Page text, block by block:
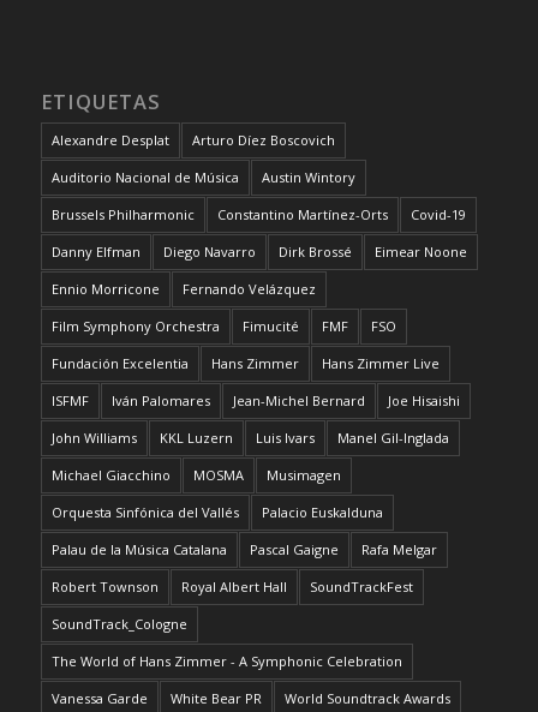
ETIQUETAS
Alexandre Desplat Arturo Díez Boscovich
Auditorio Nacional de Música Austin Wintory
Brussels Philharmonic Constantino Martínez-Orts Covid-19
Danny Elfman Diego Navarro Dirk Brossé Eimear Noone
Ennio Morricone Fernando Velázquez
Film Symphony Orchestra Fimucité FMF FSO
Fundación Excelentia Hans Zimmer Hans Zimmer Live
ISFMF Iván Palomares Jean-Michel Bernard Joe Hisaishi
John Williams KKL Luzern Luis Ivars Manel Gil-Inglada
Michael Giacchino MOSMA Musimagen
Orquesta Sinfónica del Vallés Palacio Euskalduna
Palau de la Música Catalana Pascal Gaigne Rafa Melgar
Robert Townson Royal Albert Hall SoundTrackFest
SoundTrack_Cologne
The World of Hans Zimmer - A Symphonic Celebration
Vanessa Garde White Bear PR World Soundtrack Awards